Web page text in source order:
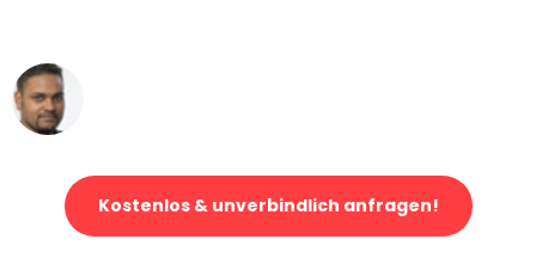
Kostenlos & unverbindlich anfragen!